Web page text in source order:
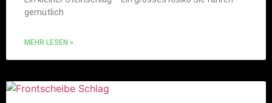
gemütlich
MEHR LESEN »